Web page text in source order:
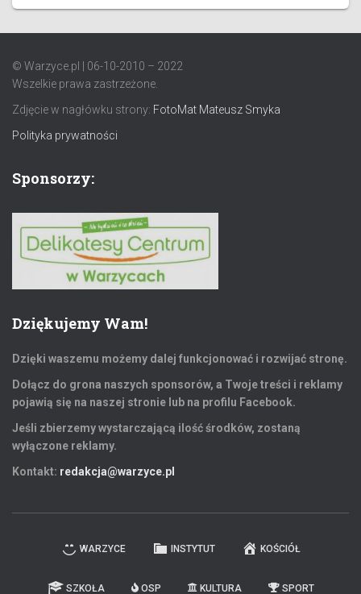
© Warzyce.pl | 06-10-2010 – 2022
Wszelkie prawa zastrzeżone.
Zdjęcie w nagłówku strony: FotoMat Mateusz Smyka
Polityka prywatności
Sponsorzy:
Dziękujemy Wam!
Dzięki waszemu możemy dalej funkcjonować i rozwijać stronę.
Dołącz do grona naszych sponsorów, a Twoje treści i reklamy
pojawią się na naszej stronie lub na profilu Facebook.
Jeśli zbierzemy wystarczającą ilość środków, zostaną
wyłączone reklamy.
Kontakt: redakcja@warzyce.pl
WARZYCE INSTYTUT KOŚCIÓŁ
SZKOŁA OSP KULTURA SPORT